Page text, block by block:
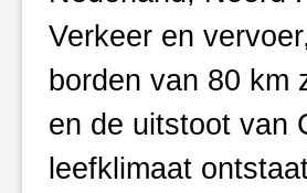
Verkeer en
borden van 80 km
en de uitstoot van
leefklimaat